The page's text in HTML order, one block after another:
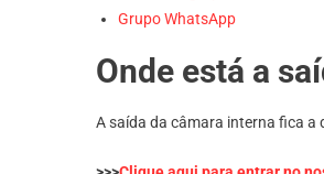
Grupo WhatsApp
Onde está a
A saída da câmara interna fica a